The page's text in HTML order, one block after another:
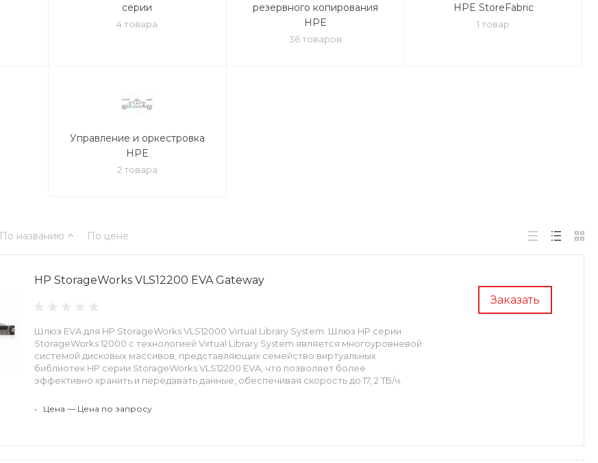
серии
4 товара
резервного копирования
HPE
36 товаров
HPE StoreFabric
1 товар
Управление и оркестровка
HPE
2 товара
По названию По цене
Заказать
HP StorageWorks VLS12200 EVA Gateway
Шлюз EVA для HP StorageWorks VLS12000 Virtual Library System. Шлюз HP серии
StorageWorks 12000 с технологией Virtual Library System является многоуровневой
системой дисковых массивов, представляющих семейство виртуальных
библиотек HP серии StorageWorks VLS12200 EVA, что позволяет более
эффективно хранить и передавать данные, обеспечивая скорость до 17, 2 ТБ/ч.
• Цена — Цена по запросу